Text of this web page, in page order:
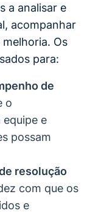
a analisar e
acompanhar
Os
para:
de
o
e
possam
resolução
com que os
e